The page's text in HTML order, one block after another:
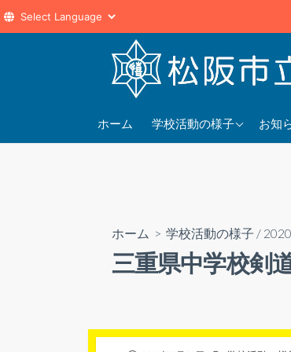
へ
ホーム 学校活動の様子
2025年度
お知
ホーム > 学校活動の様子 /
三重県中学校剣